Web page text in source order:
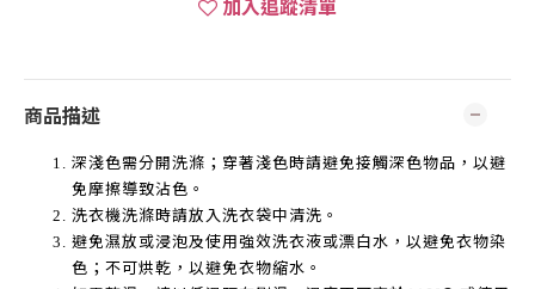
加入追蹤清單
商品描述
深淺色需分開洗滌；穿著淺色時請避免接觸深色物品，以避
免摩擦導致沾色。
洗衣機洗滌時請放入洗衣袋中清洗。
避免濕放或浸泡及使用強效洗衣液或漂白水，以避免衣物染
色；不可烘乾，以避免衣物縮水。